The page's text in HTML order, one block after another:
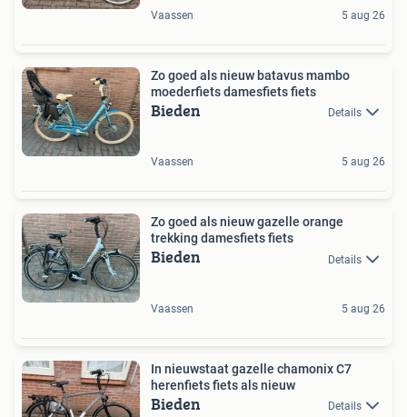
Vaassen 5 aug 26
Zo goed als nieuw batavus mambo
moederfiets damesfiets fiets
Bieden Details
Vaassen 5 aug 26
Zo goed als nieuw gazelle orange
trekking damesfiets fiets
Bieden Details
Vaassen 5 aug 26
In nieuwstaat gazelle chamonix C7
herenfiets fiets als nieuw
Bieden Details